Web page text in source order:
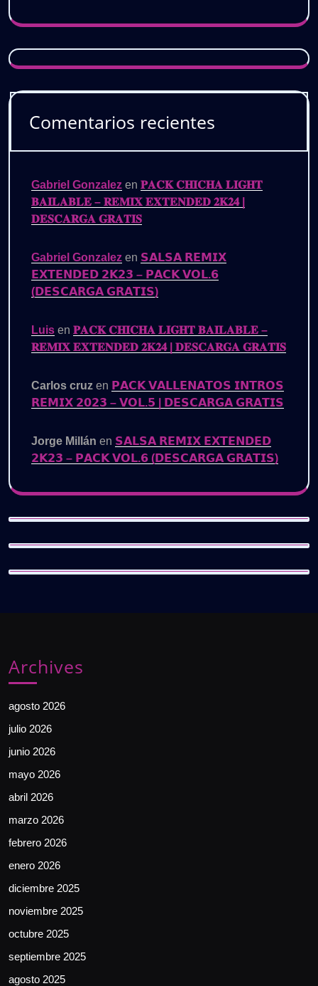
Comentarios recientes
Gabriel Gonzalez en 𝐏𝐀𝐂𝐊 𝐂𝐇𝐈𝐂𝐇𝐀 𝐋𝐈𝐆𝐇𝐓
𝐁𝐀𝐈𝐋𝐀𝐁𝐋𝐄 – 𝐑𝐄𝐌𝐈𝐗 𝐄𝐗𝐓𝐄𝐍𝐃𝐄𝐃 𝟐𝐊𝟐𝟒 |
𝐃𝐄𝐒𝐂𝐀𝐑𝐆𝐀 𝐆𝐑𝐀𝐓𝐈𝐒
Gabriel Gonzalez en 𝗦𝗔𝗟𝗦𝗔 𝗥𝗘𝗠𝗜𝗫
𝗘𝗫𝗧𝗘𝗡𝗗𝗘𝗗 𝟮𝗞𝟮𝟯 – 𝗣𝗔𝗖𝗞 𝗩𝗢𝗟.𝟲
(𝗗𝗘𝗦𝗖𝗔𝗥𝗚𝗔 𝗚𝗥𝗔𝗧𝗜𝗦)
Luis en 𝐏𝐀𝐂𝐊 𝐂𝐇𝐈𝐂𝐇𝐀 𝐋𝐈𝐆𝐇𝐓 𝐁𝐀𝐈𝐋𝐀𝐁𝐋𝐄 –
𝐑𝐄𝐌𝐈𝐗 𝐄𝐗𝐓𝐄𝐍𝐃𝐄𝐃 𝟐𝐊𝟐𝟒 | 𝐃𝐄𝐒𝐂𝐀𝐑𝐆𝐀 𝐆𝐑𝐀𝐓𝐈𝐒
Carlos cruz en 𝗣𝗔𝗖𝗞 𝗩𝗔𝗟𝗟𝗘𝗡𝗔𝗧𝗢𝗦 𝗜𝗡𝗧𝗥𝗢𝗦
𝗥𝗘𝗠𝗜𝗫 𝟮𝟬𝟮𝟯 – 𝗩𝗢𝗟.𝟱 | 𝗗𝗘𝗦𝗖𝗔𝗥𝗚𝗔 𝗚𝗥𝗔𝗧𝗜𝗦
Jorge Millán en 𝗦𝗔𝗟𝗦𝗔 𝗥𝗘𝗠𝗜𝗫 𝗘𝗫𝗧𝗘𝗡𝗗𝗘𝗗
𝟮𝗞𝟮𝟯 – 𝗣𝗔𝗖𝗞 𝗩𝗢𝗟.𝟲 (𝗗𝗘𝗦𝗖𝗔𝗥𝗚𝗔 𝗚𝗥𝗔𝗧𝗜𝗦)
Archives
agosto 2026
julio 2026
junio 2026
mayo 2026
abril 2026
marzo 2026
febrero 2026
enero 2026
diciembre 2025
noviembre 2025
octubre 2025
septiembre 2025
agosto 2025